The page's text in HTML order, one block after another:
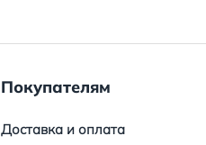
Покупателям
Доставка и оплата